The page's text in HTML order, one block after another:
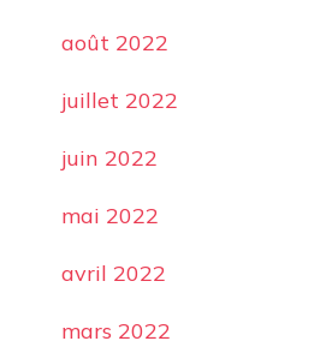
août 2022
juillet 2022
juin 2022
mai 2022
avril 2022
mars 2022